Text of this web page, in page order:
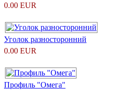
0.00 EUR
Уголок разносторонний
0.00 EUR
Профиль "Омега"